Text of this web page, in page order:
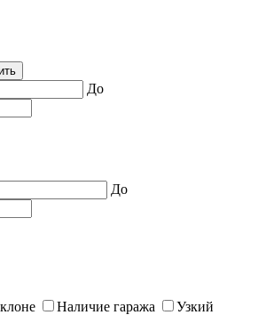
До
До
Наличие гаража
Узкий